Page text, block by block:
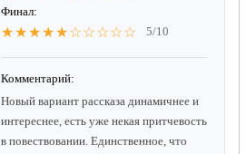
Финал:
★★★★★☆☆☆☆☆ 5/10
Комментарий:
Новый вариант рассказа динамичнее и
интереснее, есть уже некая притчевость
в повествовании. Единственное, что